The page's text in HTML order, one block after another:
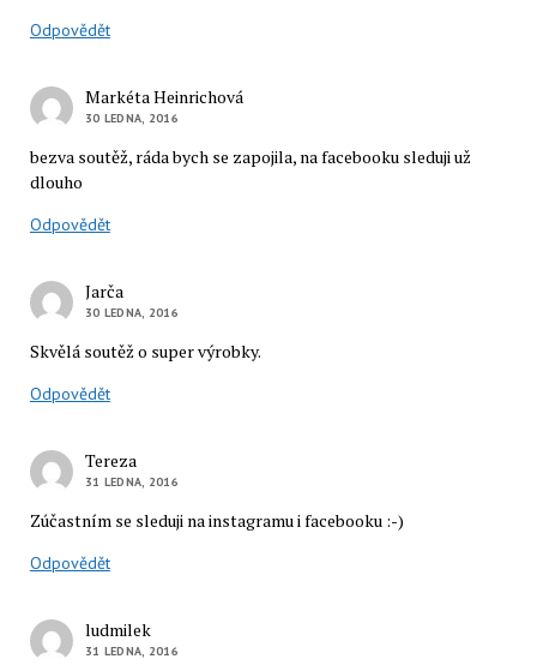
Odpovědět
Markéta Heinrichová
30 LEDNA, 2016
bezva soutěž, ráda bych se zapojila, na facebooku sleduji už
dlouho
Odpovědět
Jarča
30 LEDNA, 2016
Skvělá soutěž o super výrobky.
Odpovědět
Tereza
31 LEDNA, 2016
Zúčastním se sleduji na instagramu i facebooku :-)
Odpovědět
ludmilek
31 LEDNA, 2016